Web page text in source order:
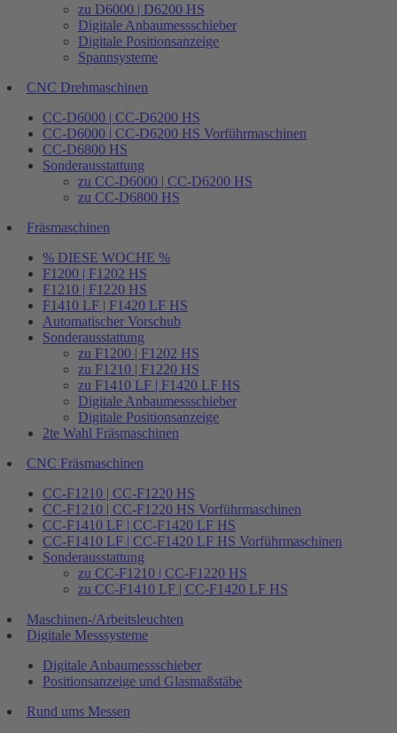
zu D6000 | D6200 HS
Digitale Anbaumessschieber
Digitale Positionsanzeige
Spannsysteme
CNC Drehmaschinen
CC-D6000 | CC-D6200 HS
CC-D6000 | CC-D6200 HS Vorführmaschinen
CC-D6800 HS
Sonderausstattung
zu CC-D6000 | CC-D6200 HS
zu CC-D6800 HS
Fräsmaschinen
% DIESE WOCHE %
F1200 | F1202 HS
F1210 | F1220 HS
F1410 LF | F1420 LF HS
Automatischer Vorschub
Sonderausstattung
zu F1200 | F1202 HS
zu F1210 | F1220 HS
zu F1410 LF | F1420 LF HS
Digitale Anbaumessschieber
Digitale Positionsanzeige
2te Wahl Fräsmaschinen
CNC Fräsmaschinen
CC-F1210 | CC-F1220 HS
CC-F1210 | CC-F1220 HS Vorführmaschinen
CC-F1410 LF | CC-F1420 LF HS
CC-F1410 LF | CC-F1420 LF HS Vorführmaschinen
Sonderausstattung
zu CC-F1210 | CC-F1220 HS
zu CC-F1410 LF | CC-F1420 LF HS
Maschinen-/Arbeitsleuchten
Digitale Messsysteme
Digitale Anbaumessschieber
Positionsanzeige und Glasmaßstäbe
Rund ums Messen